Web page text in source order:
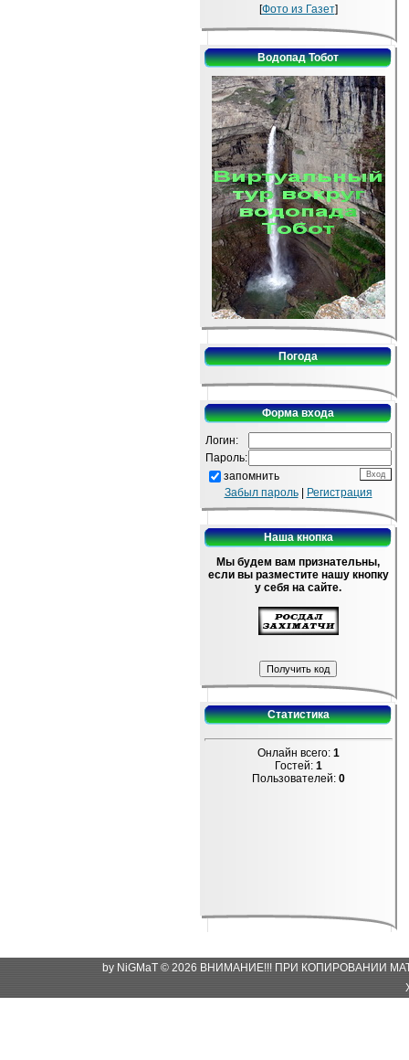
[Фото из Газет]
Водопад Тобот
Погода
Форма входа
Логин:
Пароль:
запомнить
Забыл пароль| Регистрация
Наша кнопка
Мы будем вам признательны,
если вы разместите нашу кнопку
у себя на сайте.
Статистика
Онлайн всего: 1
Гостей: 1
Пользователей: 0
by NiGMaT © 2026 ВНИМАНИЕ!!! ПРИ КОПИРОВАНИИ